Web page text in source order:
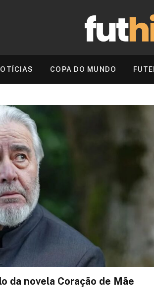
COPA DO MUNDO
da novela Coração de Mãe